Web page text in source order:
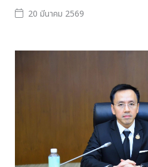
20 มีนาคม 2569